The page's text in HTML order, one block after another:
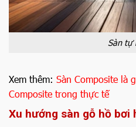
Sàn tự
Xem thêm: Sàn Composite là
Composite trong thực tế
Xu hướng sàn gỗ hồ bơi